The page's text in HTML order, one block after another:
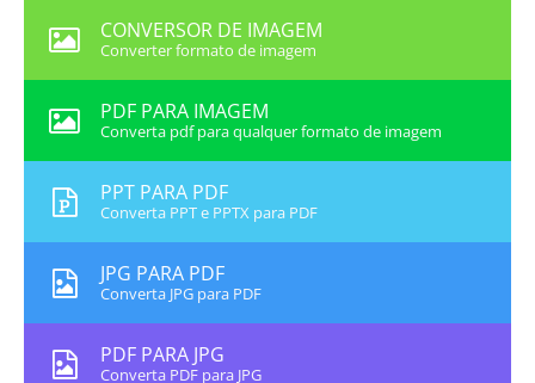
CONVERSOR DE IMAGEM
Converter formato de imagem
PDF PARA IMAGEM
Converta pdf para qualquer formato de imagem
PPT PARA PDF
Converta PPT e PPTX para PDF
JPG PARA PDF
Converta JPG para PDF
PDF PARA JPG
Converta PDF para JPG